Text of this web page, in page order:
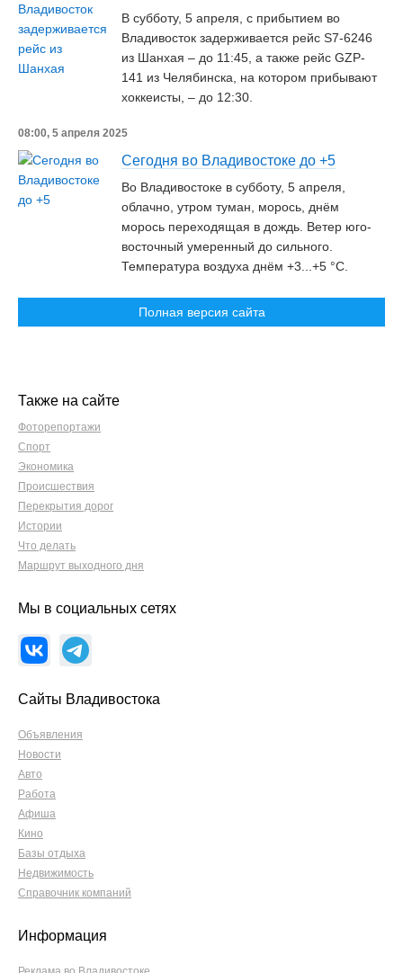
В субботу, 5 апреля, с прибытием во
Владивосток задерживается рейс S7-6246
из Шанхая – до 11:45, а также рейс GZP-
141 из Челябинска, на котором прибывают
хоккеисты, – до 12:30.
08:00, 5 апреля 2025
Сегодня во Владивостоке до +5
Во Владивостоке в субботу, 5 апреля,
облачно, утром туман, морось, днём
морось переходящая в дождь. Ветер юго-
восточный умеренный до сильного.
Температура воздуха днём +3...+5 °C.
Полная версия сайта
Также на сайте
Фоторепортажи
Спорт
Экономика
Происшествия
Перекрытия дорог
Истории
Что делать
Маршрут выходного дня
Мы в социальных сетях
Сайты Владивостока
Объявления
Новости
Авто
Работа
Афиша
Кино
Базы отдыха
Недвижимость
Справочник компаний
Информация